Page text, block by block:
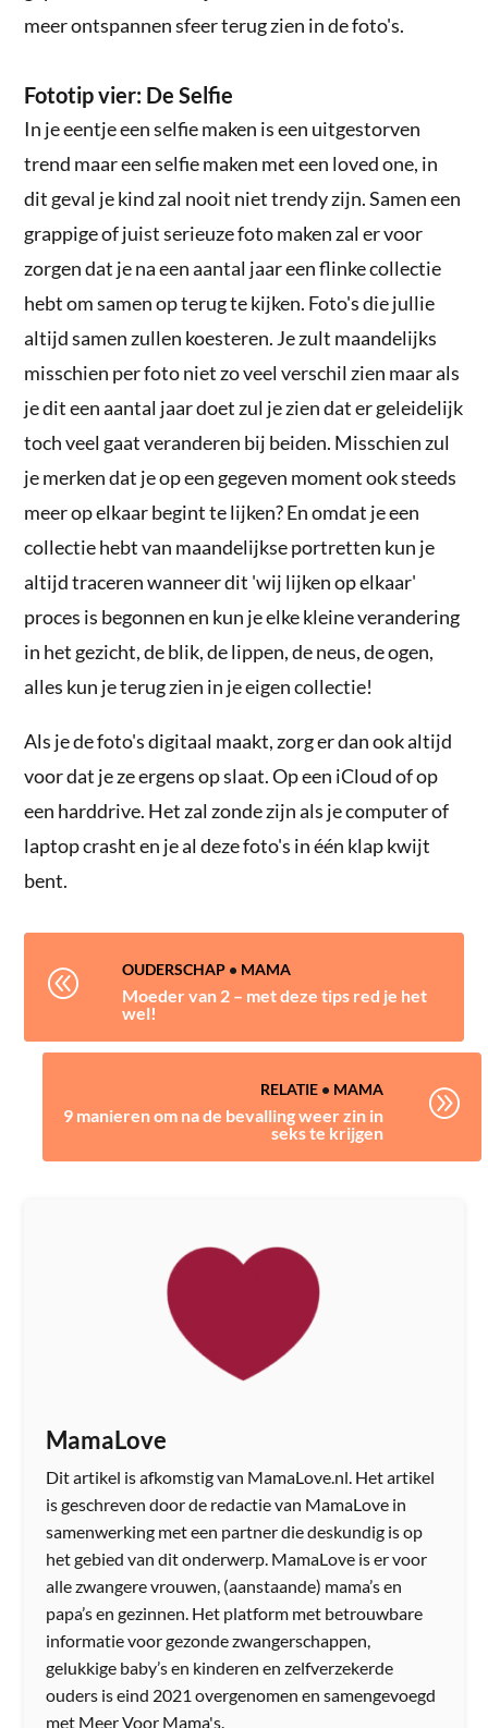
meer ontspannen sfeer terug zien in de foto's.
Fototip vier: De Selfie
In je eentje een selfie maken is een uitgestorven
trend maar een selfie maken met een loved one, in
dit geval je kind zal nooit niet trendy zijn. Samen een
grappige of juist serieuze foto maken zal er voor
zorgen dat je na een aantal jaar een flinke collectie
hebt om samen op terug te kijken. Foto's die jullie
altijd samen zullen koesteren. Je zult maandelijks
misschien per foto niet zo veel verschil zien maar als
je dit een aantal jaar doet zul je zien dat er geleidelijk
toch veel gaat veranderen bij beiden. Misschien zul
je merken dat je op een gegeven moment ook steeds
meer op elkaar begint te lijken? En omdat je een
collectie hebt van maandelijkse portretten kun je
altijd traceren wanneer dit 'wij lijken op elkaar'
proces is begonnen en kun je elke kleine verandering
in het gezicht, de blik, de lippen, de neus, de ogen,
alles kun je terug zien in je eigen collectie!
Als je de foto's digitaal maakt, zorg er dan ook altijd
voor dat je ze ergens op slaat. Op een iCloud of op
een harddrive. Het zal zonde zijn als je computer of
laptop crasht en je al deze foto's in één klap kwijt
bent.
@ OUDERSCHAP • MAMA
Moeder van 2 – met deze tips red je het
wel!
RELATIE• MAMA
9 manieren om na de bevalling weer zin in
seks te krijgen
A
MamaLove
Dit artikel is afkomstig van MamaLove.nl. Het artikel
is geschreven door de redactie van MamaLove in
samenwerking met een partner die deskundig is op
het gebied van dit onderwerp. MamaLove is er voor
alle zwangere vrouwen, (aanstaande) mama’s en
papa’s en gezinnen. Het platform met betrouwbare
informatie voor gezonde zwangerschappen,
gelukkige baby’s en kinderen en zelfverzekerde
ouders is eind 2021 overgenomen en samengevoegd
met Meer Voor Mama's.